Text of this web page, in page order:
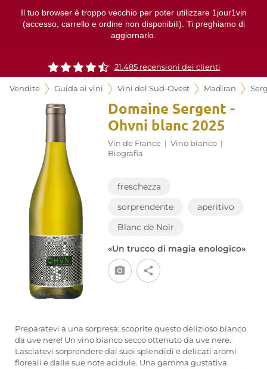
Il tuo browser è troppo vecchio per poter utilizzare 1jour1vin
(accesso, carrello e ordine non disponibili). Ti preghiamo di
aggiornarlo.
21.485 recensioni dei clienti
Vendite Guida ai vini Vini del Sud-Ovest Madiran
Domaine Sergent -
Ohvni blanc 2025
Vin de France | Vino bianco |
Biografia
freschezza
sorprendente
aperitivo
Blanc de Noir
«Un trucco di magia enologico»
Preparatevi a una sorpresa: scoprite questo delizioso bianco
da uve nere! Un vino bianco secco ottenuto da uve nere.
Lasciatevi sorprendere dai suoi splendidi e delicati aromi
floreali e dalle sue note acidule. Una gamma gustativa